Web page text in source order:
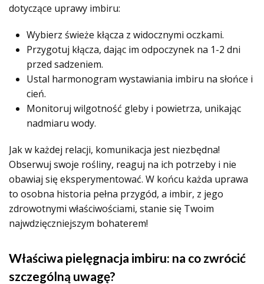
dotyczące uprawy imbiru:
Wybierz świeże kłącza z widocznymi oczkami.
Przygotuj kłącza, dając im odpoczynek na 1-2 dni
przed sadzeniem.
Ustal harmonogram wystawiania imbiru na słońce i
cień.
Monitoruj wilgotność gleby i powietrza, unikając
nadmiaru wody.
Jak w każdej relacji, komunikacja jest niezbędna!
Obserwuj swoje rośliny, reaguj na ich potrzeby i nie
obawiaj się eksperymentować. W końcu każda uprawa
to osobna historia pełna przygód, a imbir, z jego
zdrowotnymi właściwościami, stanie się Twoim
najwdzięczniejszym bohaterem!
Właściwa pielęgnacja imbiru: na co zwrócić
szczególną uwagę?